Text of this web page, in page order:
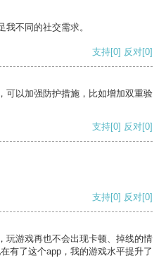
不同的社交需求。
支持[0] 反对[0]
可以加强防护措施，比如增加双重验
支持[0] 反对[0]
支持[0] 反对[0]
玩游戏再也不会出现卡顿、掉线的情
有了这个app，我的游戏水平提升了